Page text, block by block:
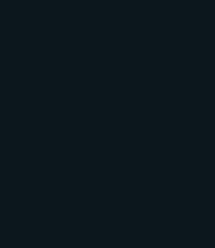
zich niet het afdoende bewijs
de nodige maatregelen
van zijn schip te
voorzien.